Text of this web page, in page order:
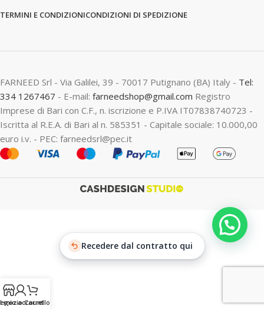
TERMINI E CONDIZIONICONDIZIONI DI SPEDIZIONE
FARNEED Srl - Via Galilei, 39 - 70017 Putignano (BA) Italy - Tel:
334 1267467 - E-mail: farneedshop@gmail.com Registro
Imprese di Bari con C.F., n. iscrizione e P.IVA IT07838740723 -
Iscritta al R.E.A. di Bari al n. 585351 - Capitale sociale: 10.000,00
euro i.v. - PEC: farneedsrl@pec.it
mio account
Carrello
Recedere dal contratto qui